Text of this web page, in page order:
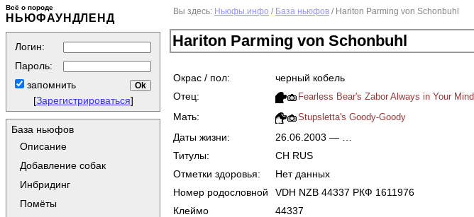
Всё о породе
НЬЮФАУНДЛЕНД
Логин:
Пароль:
запомнить
[Зарегистрироваться]
База ньюфов
Описание
Добавление собак
Инбридинг
Помёты
Вы здесь: Ньюфы.инфо / База ньюфов / Hariton Parming von Schonbuhl
Hariton Parming von Schonbuhl
Окрас / пол:
черный кобель
Отец:
Fearless Bear's Zabor Always in Your Mind
Мать: Stupsletta's Goody-Goody
Даты жизни:
26.06.2003 — …
Титулы:
CH RUS
Отметки здоровья:
Нет данных
Номер родословной
VDH NZB 44337 РКФ 1611976
Клеймо
44337